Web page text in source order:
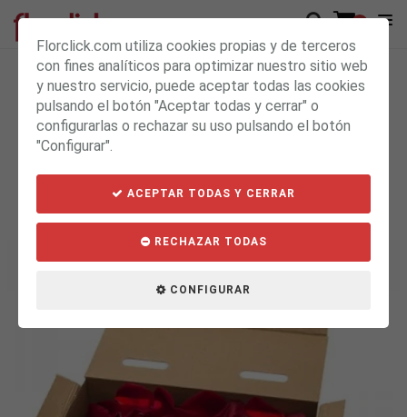
0
RAMO DE FLORES A DOMICILIO Y
MÁS REGALOS POR MENOS DE 12
Florclick.com utiliza cookies propias y de terceros
con fines analíticos para optimizar nuestro sitio web
y nuestro servicio, puede aceptar todas las cookies
pulsando el botón "Aceptar todas y cerrar" o
configurarlas o rechazar su uso pulsando el botón
"Configurar".
ACEPTAR TODAS Y CERRAR
RECHAZAR TODAS
CONFIGURAR